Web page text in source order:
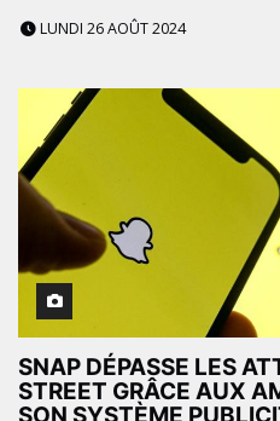
LUNDI 26 AOÛT 2024
SNAP DÉPASSE LES
STREET GRÂCE AUX